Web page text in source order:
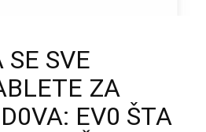
SE SVE
ZA
EV0 ŠTA